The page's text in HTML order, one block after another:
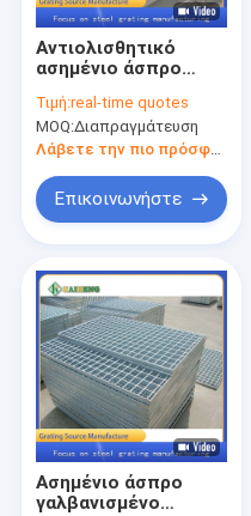
Αντιολισθητικό
ασημένιο άσπρο
κιγκλίδωμα φραγμών
πλέγματος
μετάλλων για τις
καθαρισμού
Τιμή:real-time quotes
MOQ:Διαπραγμάτευση
Λάβετε την πιο πρόσφατη τιμή
Επικοινωνήστε
Ασημένιο άσπρο
γαλβανισμένο